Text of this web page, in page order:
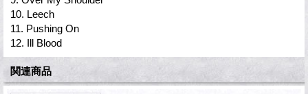
10. Leech
11. Pushing On
12. Ill Blood
関連商品